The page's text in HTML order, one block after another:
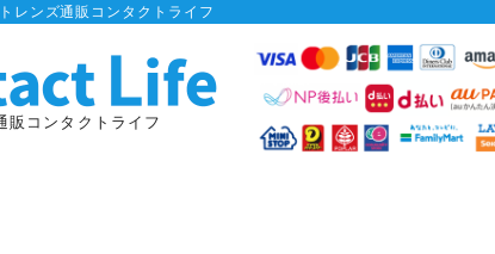
レンズ通販コンタクトライフ
販コンタクトライフ